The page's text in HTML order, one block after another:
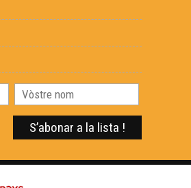
Radio País
País
Peuch
Samatan